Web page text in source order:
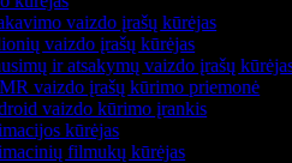
vaizdo įrašų kūrėjas
vaizdo įrašų kūrėjas
ir atsakymų vaizdo įrašų kūrėjas
vaizdo įrašų kūrimo priemonė
vaizdo kūrimo įrankis
kūrėjas
filmukų kūrėjas